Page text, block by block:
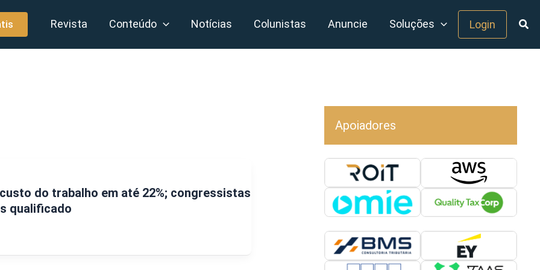
Revista Conteúdo Notícias Colunistas Anuncie Soluções Login
do trabalho em até 22%; congressistas
qualificado
Apoiadores